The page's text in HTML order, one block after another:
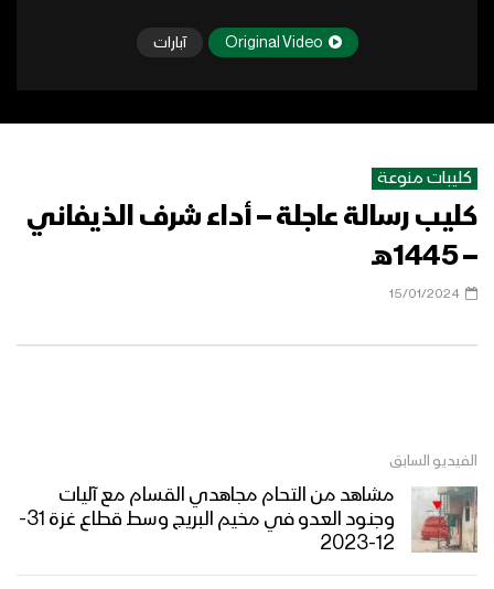
Original Video آبارات
كليبات منوعة
كليب رسالة عاجلة – أداء شرف الذيفاني
– 1445هـ
15/01/2024
الفيديو السابق
مشاهد من التحام مجاهدي القسام مع آليات
وجنود العدو في مخيم البريج وسط قطاع غزة 31-
12-2023